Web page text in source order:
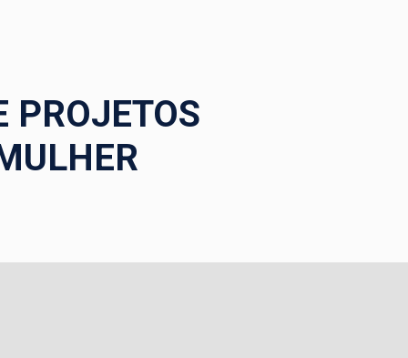
PROJETOS